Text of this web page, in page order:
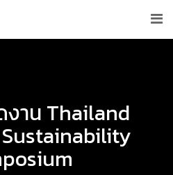
งาน Thailand